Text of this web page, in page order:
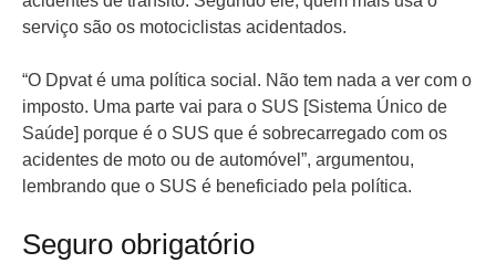
serviço são os motociclistas acidentados.
“O Dpvat é uma política social. Não tem nada a ver com o
imposto. Uma parte vai para o SUS [Sistema Único de
Saúde] porque é o SUS que é sobrecarregado com os
acidentes de moto ou de automóvel”, argumentou,
lembrando que o SUS é beneficiado pela política.
Seguro obrigatório